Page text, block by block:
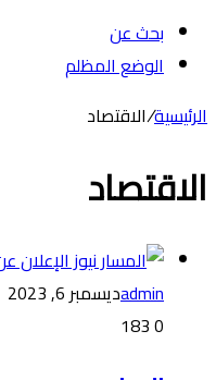
بحث عن
الوضع المظلم
الرئيسية/الاقتصاد
الاقتصاد
adminديسمبر 6, 2023
0